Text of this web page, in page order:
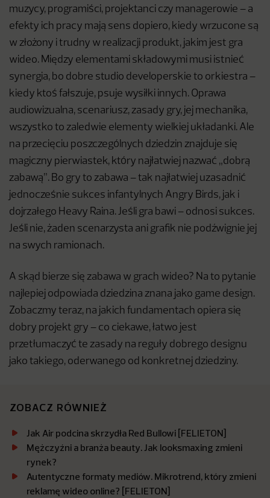
muzycy, programiści, projektanci czy managerowie – a
efekty ich pracy mają sens dopiero, kiedy wrzucone są
w złożony i trudny w realizacji produkt, jakim jest gra
wideo. Między elementami składowymi musi istnieć
synergia, bo dobre studio developerskie to orkiestra –
kiedy ktoś fałszuje, psuje wysiłki innych. Oprawa
audiowizualna, scenariusz, zasady gry, jej mechanika,
wszystko to zaledwie elementy wielkiej układanki. Ale
na przecięciu poszczególnych dziedzin znajduje się
magiczny pierwiastek, który najłatwiej nazwać „dobrą
zabawą”. Bo gry to zabawa – tak najłatwiej uzasadnić
jednocześnie sukces infantylnych Angry Birds, jak i
dojrzałego Heavy Raina. Jeśli gra bawi – odnosi sukces.
Jeśli nie, żaden scenarzysta ani grafik nie podźwignie jej
na swych ramionach.
A skąd bierze się zabawa w grach wideo? Na to pytanie
najlepiej odpowiada dziedzina znana jako game design.
Zobaczmy teraz, na jakich fundamentach opiera się
dobry projekt gry – co ciekawe, łatwo jest
przetłumaczyć te zasady na reguły dobrego designu
jako takiego, oderwanego od konkretnej dziedziny.
ZOBACZ RÓWNIEŻ
Jak Air podcina skrzydła Red Bullowi [FELIETON]
Mężczyźni a branża beauty. Jak looksmaxing zmieni
rynek?
Autentyczne formaty mediów. Mikrotrend, który zmieni
reklamę wideo online? [FELIETON]